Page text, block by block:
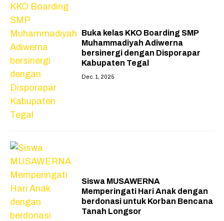
Buka kelas KKO Boarding SMP
Muhammadiyah Adiwerna
bersinergi dengan Disporapar
Kabupaten Tegal
Dec. 1, 2025
Siswa MUSAWERNA
Memperingati Hari Anak dengan
berdonasi untuk Korban Bencana
Tanah Longsor